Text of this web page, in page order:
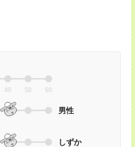
40 50 60
男性
しずか